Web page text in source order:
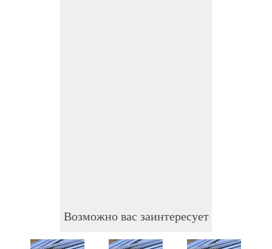
Возможно вас заинтересует